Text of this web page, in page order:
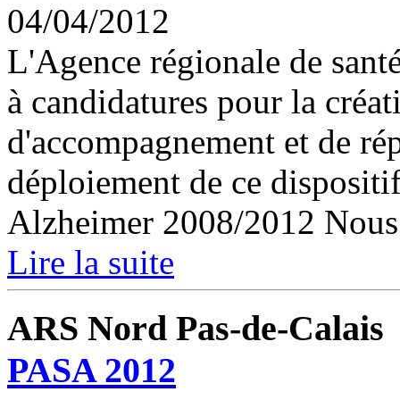
04/04/2012
L'Agence régionale de
à candidatures pour la
d'accompagnement et de
déploiement de ce
Alzheimer 2008/2012
Lire la suite
ARS Nord Pas-de-Calais
PASA 2012